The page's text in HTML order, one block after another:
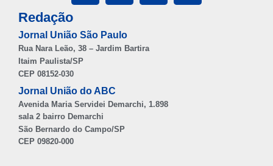
Redação
Jornal União São Paulo
Rua Nara Leão, 38 – Jardim Bartira
Itaim Paulista/SP
CEP 08152-030
Jornal União do ABC
Avenida Maria Servidei Demarchi, 1.898
sala 2 bairro Demarchi
São Bernardo do Campo/SP
CEP 09820-000